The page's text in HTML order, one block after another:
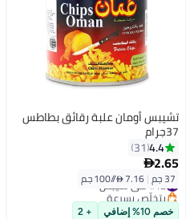
تشيبس أومان علبة رقائق بطاطس
37جرام
4.4
31
2.65
37 جم |7.16 /⁨/100 جم⁩ #12 في شيبس
بتخلّص بسرعة
#12 في شيبس
خصم 10% إضافي + 2